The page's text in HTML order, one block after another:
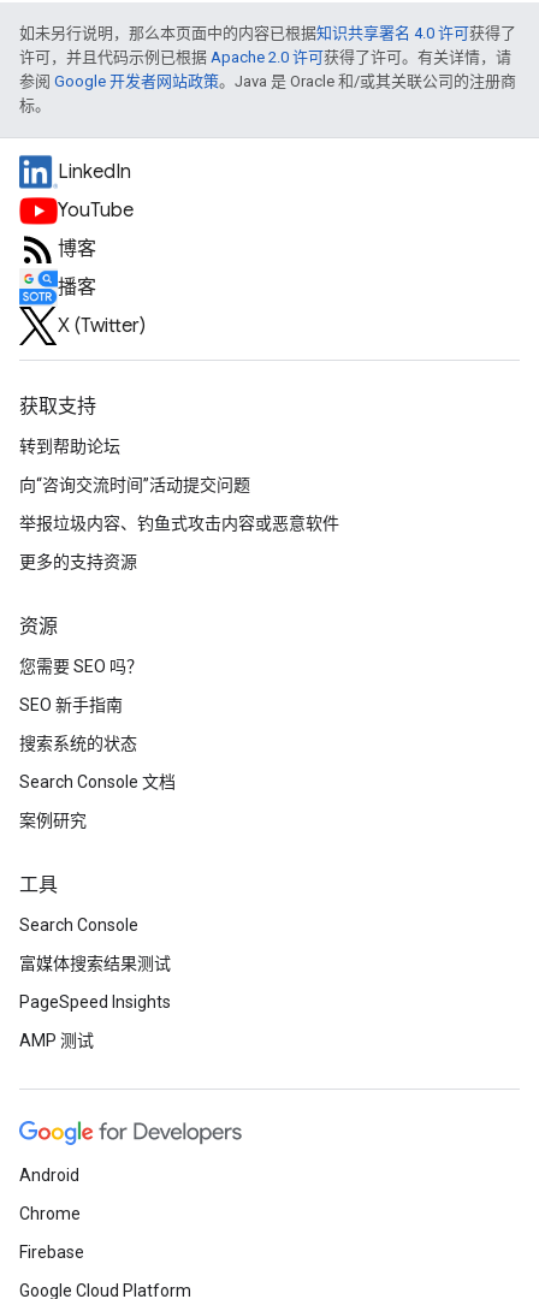
如未另行说明，那么本页面中的内容已根据知识共享署名 4.0 许可获得了
许可，并且代码示例已根据 Apache 2.0 许可获得了许可。有关详情，请
参阅 Google 开发者网站政策。Java 是 Oracle 和/或其关联公司的注册商
标。
LinkedIn
YouTube
博客
播客
X (Twitter)
获取支持
转到帮助论坛
向“咨询交流时间”活动提交问题
举报垃圾内容、钓鱼式攻击内容或恶意软件
更多的支持资源
资源
您需要 SEO 吗？
SEO 新手指南
搜索系统的状态
Search Console 文档
案例研究
工具
Search Console
富媒体搜索结果测试
PageSpeed Insights
AMP 测试
Android
Chrome
Firebase
Google Cloud Platform